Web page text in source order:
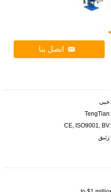
اتصل بنا
خبى
TengTian
CE, ISO9001, BV
زئبق